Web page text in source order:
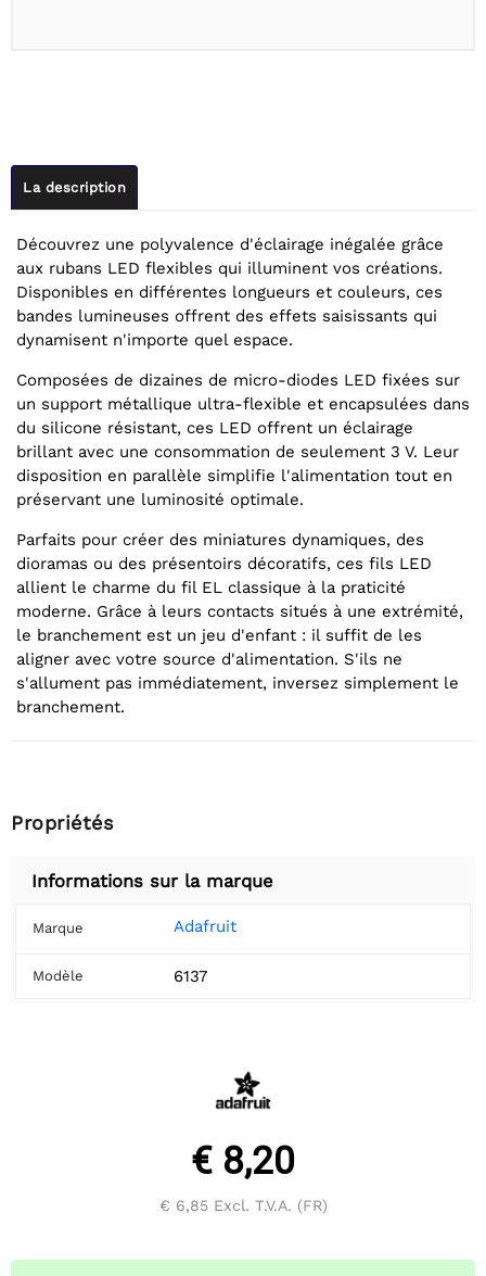
La description
Découvrez une polyvalence d'éclairage inégalée grâce
aux rubans LED flexibles qui illuminent vos créations.
Disponibles en différentes longueurs et couleurs, ces
bandes lumineuses offrent des effets saisissants qui
dynamisent n'importe quel espace.
Composées de dizaines de micro-diodes LED fixées sur
un support métallique ultra-flexible et encapsulées dans
du silicone résistant, ces LED offrent un éclairage
brillant avec une consommation de seulement 3 V. Leur
disposition en parallèle simplifie l'alimentation tout en
préservant une luminosité optimale.
Parfaits pour créer des miniatures dynamiques, des
dioramas ou des présentoirs décoratifs, ces fils LED
allient le charme du fil EL classique à la praticité
moderne. Grâce à leurs contacts situés à une extrémité,
le branchement est un jeu d'enfant : il suffit de les
aligner avec votre source d'alimentation. S'ils ne
s'allument pas immédiatement, inversez simplement le
branchement.
Propriétés
Informations sur la marque
Marque Adafruit
Modèle 6137
€ 8,20
€ 6,85Excl. T.V.A. (FR)